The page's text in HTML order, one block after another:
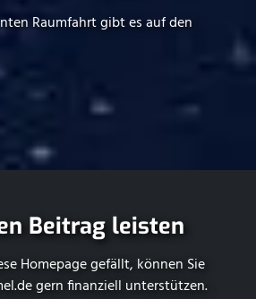
Raumfahrt gibt es auf den
Beitrag leisten
Homepage gefällt, können Sie
gern finanziell unterstützen.